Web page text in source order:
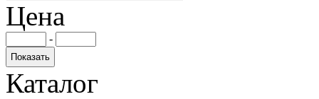
Цена
-
Каталог